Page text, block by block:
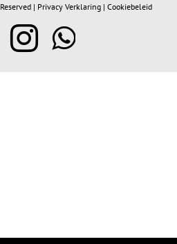
| Privacy Verklaring| Cookiebeleid
Facebook
Instagram